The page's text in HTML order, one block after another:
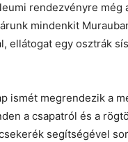
rendezvényre
mindenkit
ellátogat egy osztrák
ismét megrendezik a
a csapatról és a
segítségével